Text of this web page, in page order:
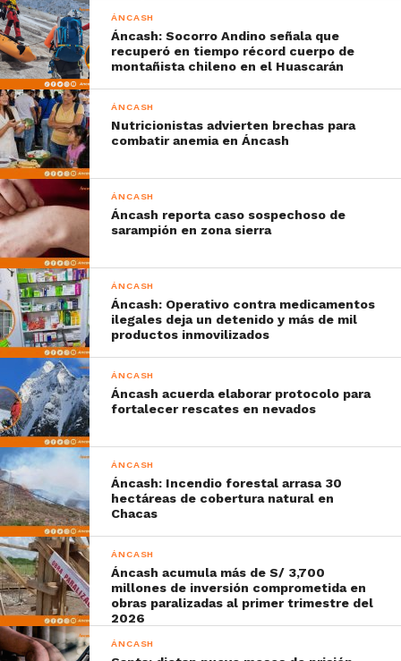
ÁNCASH
Áncash: Socorro Andino señala que
recuperó en tiempo récord cuerpo de
montañista chileno en el Huascarán
ÁNCASH
Nutricionistas advierten brechas para
combatir anemia en Áncash
ÁNCASH
Áncash reporta caso sospechoso de
sarampión en zona sierra
ÁNCASH
Áncash: Operativo contra medicamentos
ilegales deja un detenido y más de mil
productos inmovilizados
ÁNCASH
Áncash acuerda elaborar protocolo para
fortalecer rescates en nevados
ÁNCASH
Áncash: Incendio forestal arrasa 30
hectáreas de cobertura natural en
Chacas
ÁNCASH
Áncash acumula más de S/ 3,700
millones de inversión comprometida en
obras paralizadas al primer trimestre del
2026
ÁNCASH